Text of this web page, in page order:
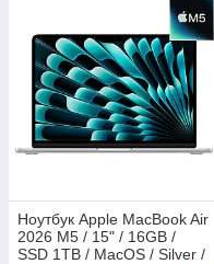
Ноутбук Apple MacBook Air
2026 M5 / 15" / 16GB /
SSD 1TB / MacOS / Silver /